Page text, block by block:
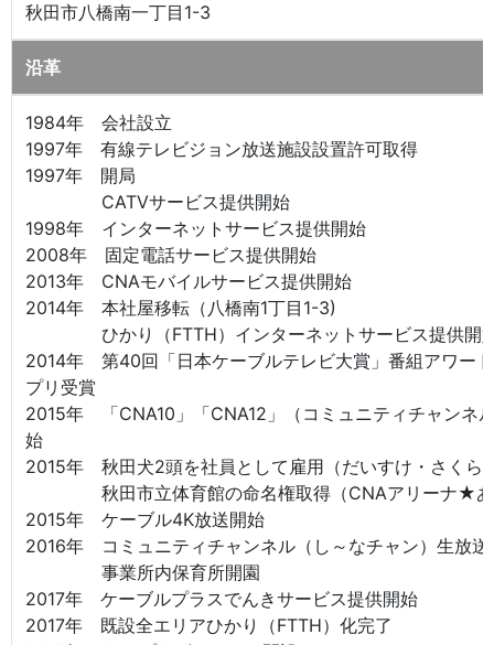
秋田市八橋南一丁目1-3
沿革
1984年 会社設立
1997年 有線テレビジョン放送施設設置許可取得
1997年 開局
CATVサービス提供開始
1998年 インターネットサービス提供開始
2008年 固定電話サービス提供開始
2013年 CNAモバイルサービス提供開始
2014年 本社屋移転（八橋南1丁目1-3)
ひかり（FTTH）インターネットサービス提供開
2014年 第40回「日本ケーブルテレビ大賞」番組アワー
プリ受賞
2015年 「CNA10」「CNA12」（コミュニティチャンネ
始
2015年 秋田犬2頭を社員として雇用（だいすけ・さくら
秋田市立体育館の命名権取得（CNAアリーナ★あ
2015年 ケーブル4K放送開始
2016年 コミュニティチャンネル（し～なチャン）生放送
事業所内保育所開園
2017年 ケーブルプラスでんきサービス提供開始
2017年 既設全エリアひかり（FTTH）化完了